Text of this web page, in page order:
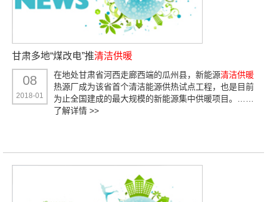
甘肃多地“煤改电”推清洁供暖
08
2018-01
在地处甘肃省河西走廊西端的瓜州县，新能源清洁供暖
热源厂成为该省首个清洁能源供热试点工程，也是目前
为止全国建成的最大规模的新能源集中供暖项目。……
了解详情 >>